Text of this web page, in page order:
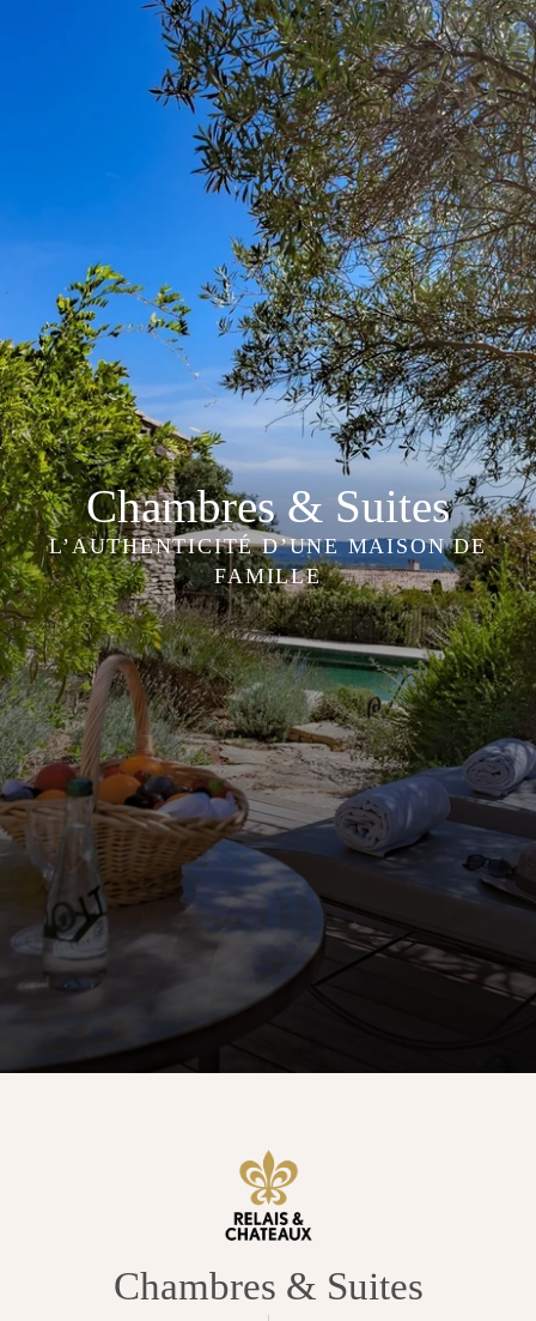
Chambres & Suites
L’AUTHENTICITÉ D’UNE MAISON DE
FAMILLE
Chambres & Suites